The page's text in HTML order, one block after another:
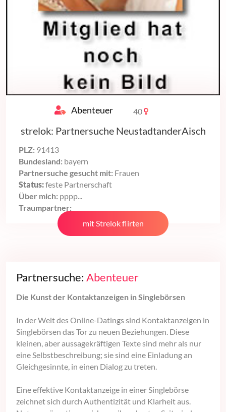
Abenteuer 40
strelok: Partnersuche NeustadtanderAisch
PLZ: 91413
Bundesland: bayern
Partnersuche gesucht mit: Frauen
Status:feste Partnerschaft
Über mich: pppp...
Traumpartner:
mit Strelok flirten
Partnersuche: Abenteuer
Die Kunst der Kontaktanzeigen in Singlebörsen
In der Welt des Online-Datings sind Kontaktanzeigen in
Singlebörsen das Tor zu neuen Beziehungen. Diese
kleinen, aber aussagekräftigen Texte sind mehr als nur
eine Selbstbeschreibung; sie sind eine Einladung an
Gleichgesinnte, in einen Dialog zu treten.
Eine effektive Kontaktanzeige in einer Singlebörse
zeichnet sich durch Authentizität und Klarheit aus.